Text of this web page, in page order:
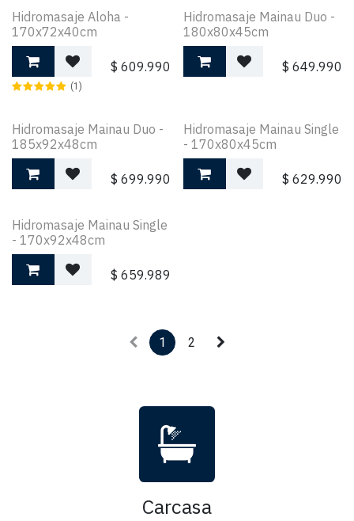
Hidromasaje Aloha -
170x72x40cm
$ 609.990
(1)
Hidromasaje Mainau Duo -
180x80x45cm
$ 649.990
Hidromasaje Mainau Duo -
185x92x48cm
$ 699.990
Hidromasaje Mainau Single
- 170x80x45cm
$ 629.990
Hidromasaje Mainau Single
- 170x92x48cm
$ 659.989
1 2
Carcasa